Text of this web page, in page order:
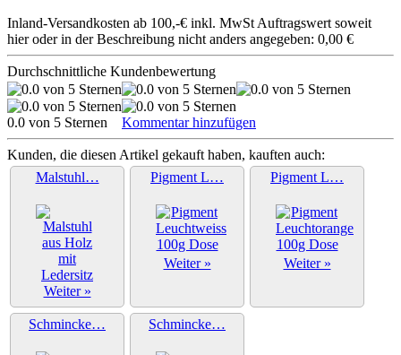
Inland-Versandkosten ab 100,-€ inkl. MwSt Auftragswert soweit
hier oder in der Beschreibung nicht anders angegeben: 0,00 €
Durchschnittliche Kundenbewertung
0.0 von 5 Sternen Kommentar hinzufügen
Kunden, die diesen Artikel gekauft haben, kauften auch:
Malstuhl…
Weiter »
Pigment L…
Weiter »
Pigment L…
Weiter »
Schmincke… Schmincke…